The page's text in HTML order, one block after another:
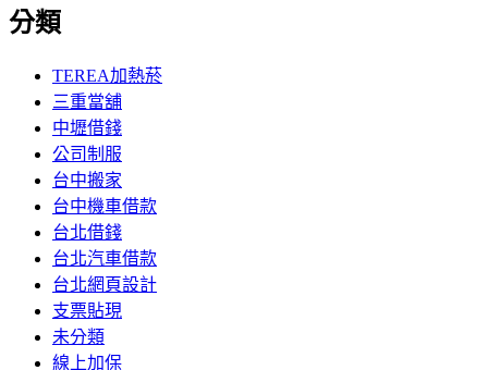
分類
TEREA加熱菸
三重當舖
中壢借錢
公司制服
台中搬家
台中機車借款
台北借錢
台北汽車借款
台北網頁設計
支票貼現
未分類
線上加保